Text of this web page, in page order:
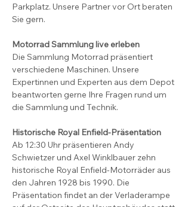
Parkplatz. Unsere Partner vor Ort beraten
Sie gern.
Motorrad Sammlung live erleben
Die Sammlung Motorrad präsentiert
verschiedene Maschinen. Unsere
Expertinnen und Experten aus dem Depot
beantworten gerne Ihre Fragen rund um
die Sammlung und Technik.
Historische Royal Enfield-Präsentation
Ab 12:30 Uhr präsentieren Andy
Schwietzer und Axel Winklbauer zehn
historische Royal Enfield-Motorräder aus
den Jahren 1928 bis 1990. Die
Präsentation findet an der Verladerampe